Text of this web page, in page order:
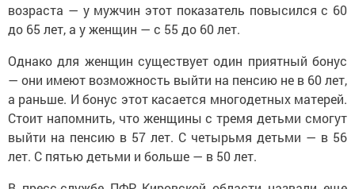
возраста — у мужчин этот показатель повысился с 60
до 65 лет, а у женщин — с 55 до 60 лет.
Однако для женщин существует один приятный бонус
— они имеют возможность выйти на пенсию не в 60 лет,
а раньше. И бонус этот касается многодетных матерей.
Стоит напомнить, что женщины с тремя детьми смогут
выйти на пенсию в 57 лет. С четырьмя детьми — в 56
лет. С пятью детьми и больше — в 50 лет.